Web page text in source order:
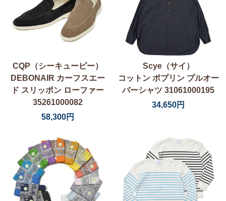
CQP（シーキューピー）
DEBONAIR カーフスエー
ド スリッポン ローファー
35261000082
58,300円
Scye（サイ）
コットン ポプリン プルオー
バーシャツ 31061000195
34,650円